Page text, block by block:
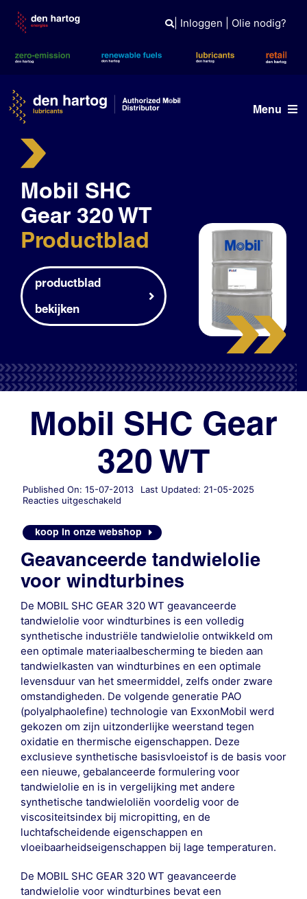
content
| Inloggen Olie nodig?
Menu
Producten
Referenties
Branches
Kennisbank
Mobil SHC
Gear 320 WT
Productblad
productblad
bekijken
Mobil SHC Gear
320 WT
Published On: 15-07-2013
Last Updated: 21-05-2025
Reacties uitgeschakeldvoor
Gear
320
WT
koop in onze webshop
Geavanceerde tandwielolie
voor windturbines
De MOBIL SHC GEAR 320 WT geavanceerde
tandwielolie voor windturbines is een volledig
synthetische industriële tandwielolie ontwikkeld om
een optimale materiaalbescherming te bieden aan
tandwielkasten van windturbines en een optimale
levensduur van het smeermiddel, zelfs onder zware
omstandigheden. De volgende generatie PAO
(polyalphaolefine) technologie van ExxonMobil werd
gekozen om zijn uitzonderlijke weerstand tegen
oxidatie en thermische eigenschappen. Deze
exclusieve synthetische basisvloeistof is de basis voor
een nieuwe, gebalanceerde formulering voor
tandwielolie en is in vergelijking met andere
synthetische tandwieloliën voordelig voor de
viscositeitsindex bij micropitting, en de
luchtafscheidende eigenschappen en
vloeibaarheidseigenschappen bij lage temperaturen.
De MOBIL SHC GEAR 320 WT geavanceerde
tandwielolie voor windturbines bevat een